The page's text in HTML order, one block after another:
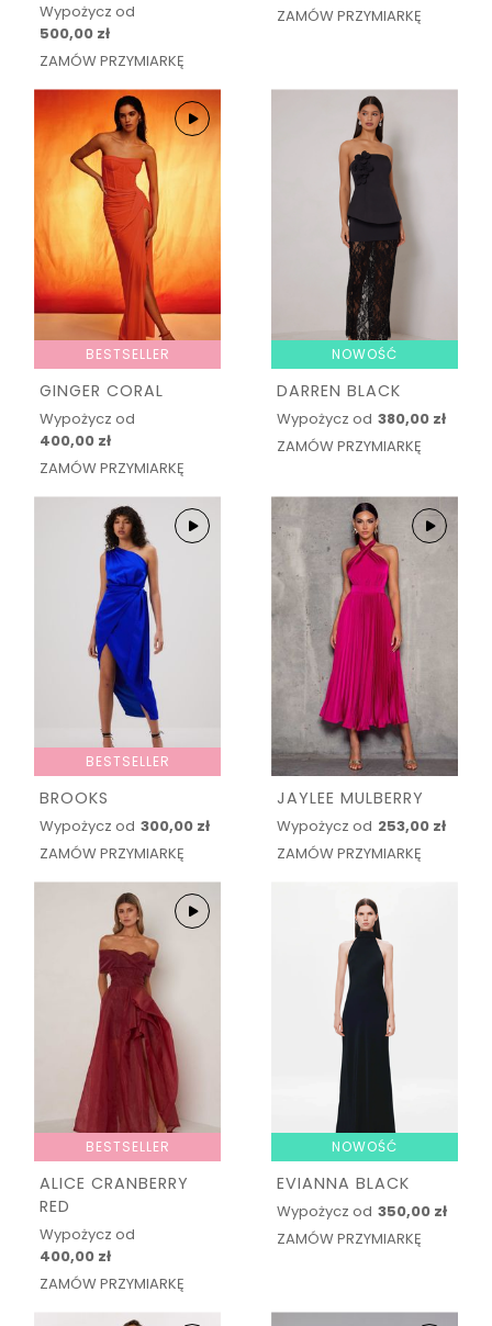
Wypożycz od
500,00 zł
ZAMÓW PRZYMIARKĘ
ZAMÓW PRZYMIARKĘ
BESTSELLER
GINGER CORAL
Wypożycz od
400,00 zł
ZAMÓW PRZYMIARKĘ
NOWOŚĆ
DARREN BLACK
Wypożycz od 380,00 zł
ZAMÓW PRZYMIARKĘ
BESTSELLER
BROOKS
Wypożycz od 300,00 zł
ZAMÓW PRZYMIARKĘ
JAYLEE MULBERRY
Wypożycz od 253,00 zł
ZAMÓW PRZYMIARKĘ
BESTSELLER
ALICE CRANBERRY
RED
Wypożycz od
400,00 zł
ZAMÓW PRZYMIARKĘ
NOWOŚĆ
EVIANNA BLACK
Wypożycz od 350,00 zł
ZAMÓW PRZYMIARKĘ